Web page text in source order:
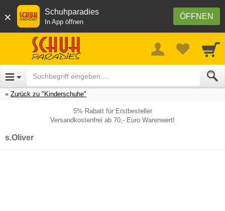
× ÖFFNEN
Schuhparadies
In App öffnen
Zurück zu "Kinderschuhe"
5% Rabatt für Erstbesteller
Versandkostenfrei ab 70,- Euro Warenwert!
s.Oliver